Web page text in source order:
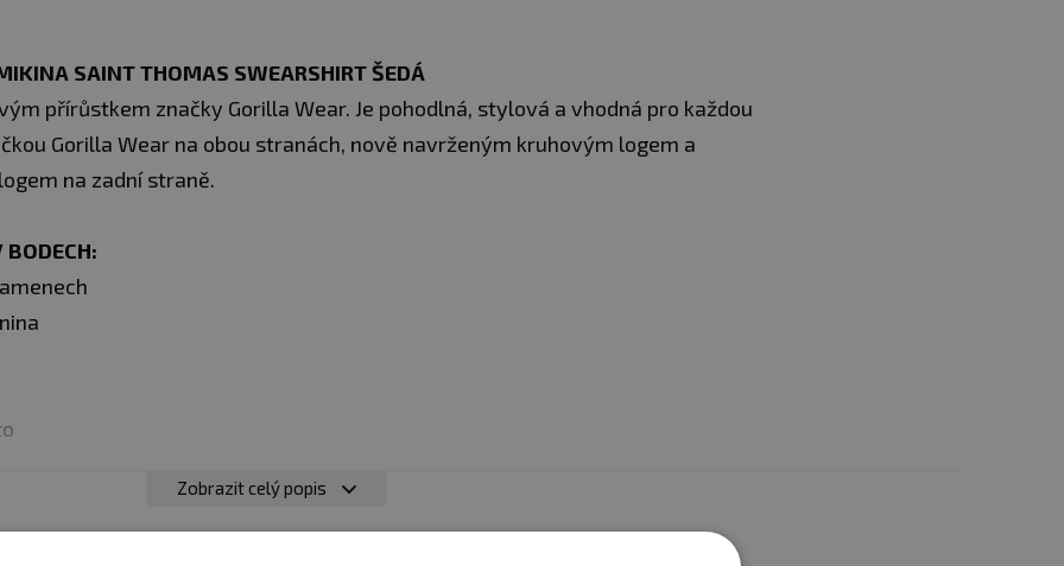
SAINT THOMAS SWEARSHIRT ŠEDÁ
přírůstkem značky Gorilla Wear. Je pohodlná, stylová a vhodná pro každou
Gorilla Wear na obou stranách, nově navrženým kruhovým logem a
na zadní straně.
Zobrazit celý popis